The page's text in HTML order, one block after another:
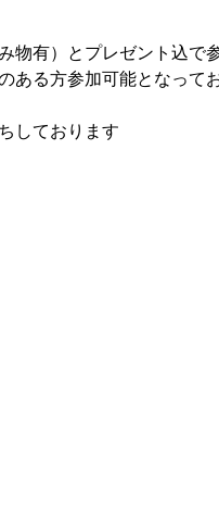
物有）とプレゼント込で
ある方参加可能となって
しております